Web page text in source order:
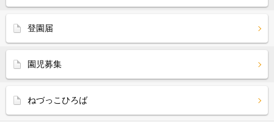
登園届
園児募集
ねづっこひろば